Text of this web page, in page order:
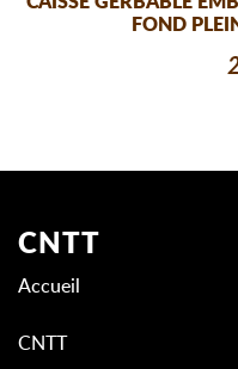
FOND
CNTT
Accueil
CNTT